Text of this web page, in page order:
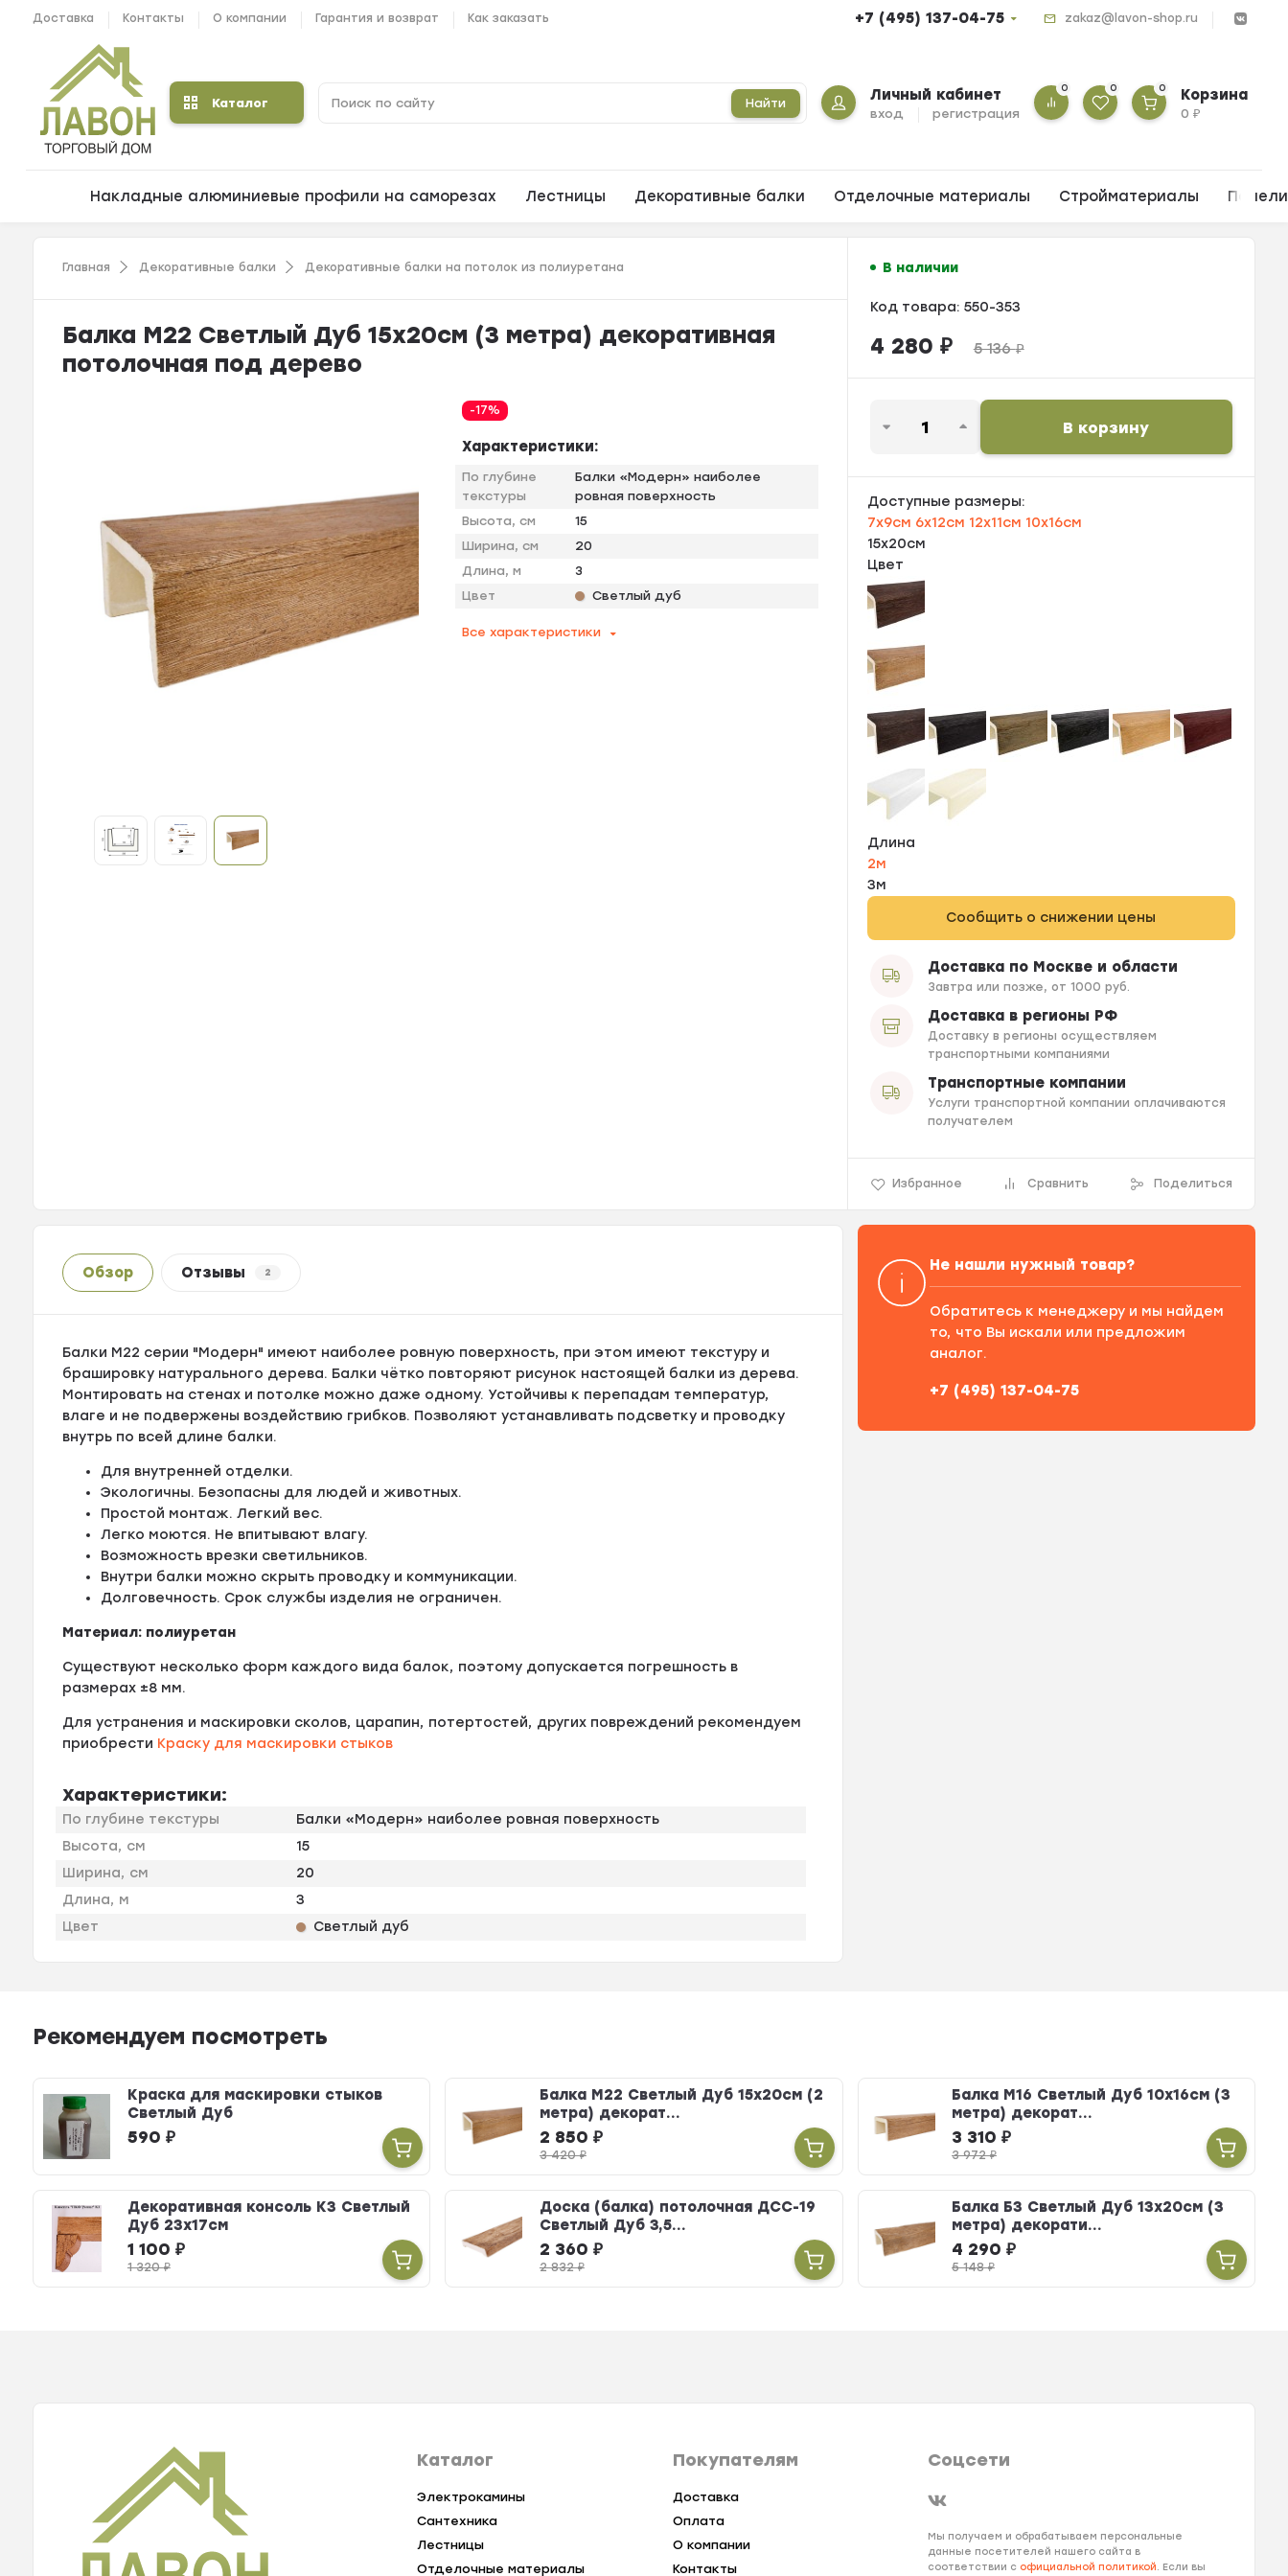
Доставка Контакты О компании Гарантия и возврат Как заказать +7 (495) 137-04-75 zakaz@lavon-shop.ru
Каталог Найти Личный кабинет
вход регистрация
0 0 0 Корзина
0₽
Накладные алюминиевые профили на саморезах Лестницы Декоративные балки Отделочные материалы Стройматериалы
Главная Декоративные балки Декоративные балки на потолок из полиуретана
Балка М22 Светлый Дуб 15х20см (3 метра) декоративная
потолочная под дерево
-17%
Характеристики:
По глубине
текстуры
Балки «Модерн» наиболее
ровная поверхность
Высота, см
15
Ширина, см
20
Длина, м
3
Цвет
Светлый дуб
Все характеристики
В наличии
Код товара: 550-353
4 280 ₽ 5 136₽
В корзину
Доступные размеры:
7х9см 6х12см 12х11см 10х16см
15х20см
Цвет
Длина
2м
3м
Сообщить о снижении цены
Доставка по Москве и области
Завтра или позже, от 1000 руб.
Доставка в регионы РФ
Доставку в регионы осуществляем
транспортными компаниями
Транспортные компании
Услуги транспортной компании оплачиваются
получателем
Избранное Сравнить Поделиться
Обзор Отзывы 2
Балки М22 серии "Модерн" имеют наиболее ровную поверхность, при этом имеют текстуру и
брашировку натурального дерева. Балки чётко повторяют рисунок настоящей балки из дерева.
Монтировать на стенах и потолке можно даже одному. Устойчивы к перепадам температур,
влаге и не подвержены воздействию грибков. Позволяют устанавливать подсветку и проводку
внутрь по всей длине балки.
Для внутренней отделки.
Экологичны. Безопасны для людей и животных.
Простой монтаж. Легкий вес.
Легко моются. Не впитывают влагу.
Возможность врезки светильников.
Внутри балки можно скрыть проводку и коммуникации.
Долговечность. Срок службы изделия не ограничен.
Материал: полиуретан
Существуют несколько форм каждого вида балок, поэтому допускается погрешность в
размерах ±8 мм.
Для устранения и маскировки сколов, царапин, потертостей, других повреждений рекомендуем
приобрести Краску для маскировки стыков
Характеристики:
По глубине текстуры
Балки «Модерн» наиболее ровная поверхность
Высота, см
15
Ширина, см
20
Длина, м
3
Цвет
Светлый дуб
Не нашли нужный товар?
Обратитесь к менеджеру и мы найдем
то, что Вы искали или предложим
аналог.
+7 (495) 137-04-75
Рекомендуем посмотреть
Краска для маскировки стыков
Светлый Дуб
590 ₽
Балка М22 Светлый Дуб 15х20см (2
метра) декорат...
2 850 ₽
3 420₽
Балка М16 Светлый Дуб 10х16см (3
метра) декорат...
3 310 ₽
3 972₽
Декоративная консоль К3 Светлый
Дуб 23х17см
1 100 ₽
1 320₽
Доска (балка) потолочная ДСС-19
Светлый Дуб 3,5...
2 360 ₽
2 832₽
Балка Б3 Светлый Дуб 13х20см (3
метра) декорати...
4 290 ₽
5 148₽
Каталог
Электрокамины
Сантехника
Лестницы
Отделочные материалы
Покупателям
Доставка
Оплата
О компании
Контакты
Соцсети
Мы получаем и обрабатываем персональные
данные посетителей нашего сайта в
соответствии с официальной политикой. Если вы